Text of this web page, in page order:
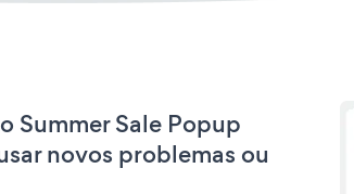
Summer Sale Popup
novos problemas ou